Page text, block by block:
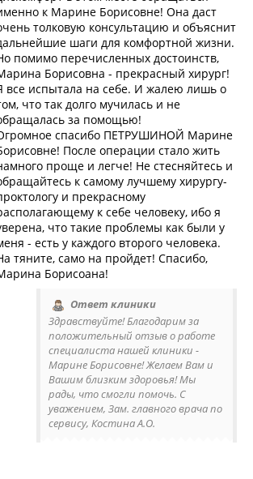
к Марине Борисовне! Она даст
толковую консультацию и объяснит
шаги для комфортной жизни.
помимо перечисленных достоинств,
Борисовна - прекрасный хирург!
все испытала на себе. И жалею лишь о
что так долго мучилась и не
за помощью!
спасибо ПЕТРУШИНОЙ Марине
После операции стало жить
проще и легче! Не стесняйтесь и
к самому лучшему хирургу-
и прекрасному
к себе человеку, ибо я
что такие проблемы как были у
- есть у каждого второго человека.
тяните, само на пройдет! Спасибо,
Борисоана!
Ответ клиники
Здравствуйте! Благодарим за
положительный отзыв о работе
специалиста нашей клиники -
Марине Борисовне! Желаем Вам и
Вашим близким здоровья! Мы
рады, что смогли помочь. С
уважением, Зам. главного врача по
сервису, Костина А.О.